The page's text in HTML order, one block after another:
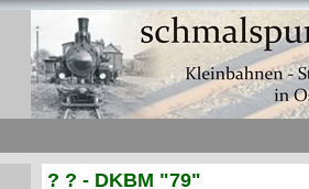
? ? - DKBM "79"